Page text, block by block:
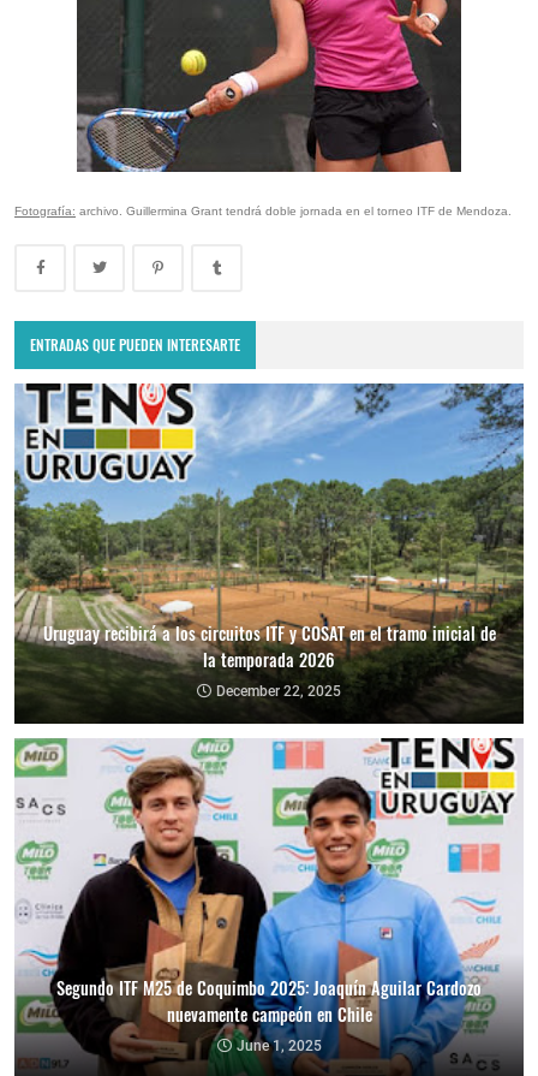
Fotografía: archivo. Guillermina Grant tendrá doble jornada en el torneo ITF de Mendoza.
ENTRADAS QUE PUEDEN INTERESARTE
Uruguay recibirá a los circuitos ITF y COSAT en el tramo inicial de
la temporada 2026
December 22, 2025
Segundo ITF M25 de Coquimbo 2025: Joaquín Aguilar Cardozo
nuevamente campeón en Chile
June 1, 2025